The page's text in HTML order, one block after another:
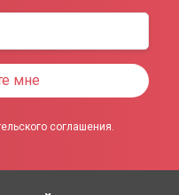
мне
соглашения.